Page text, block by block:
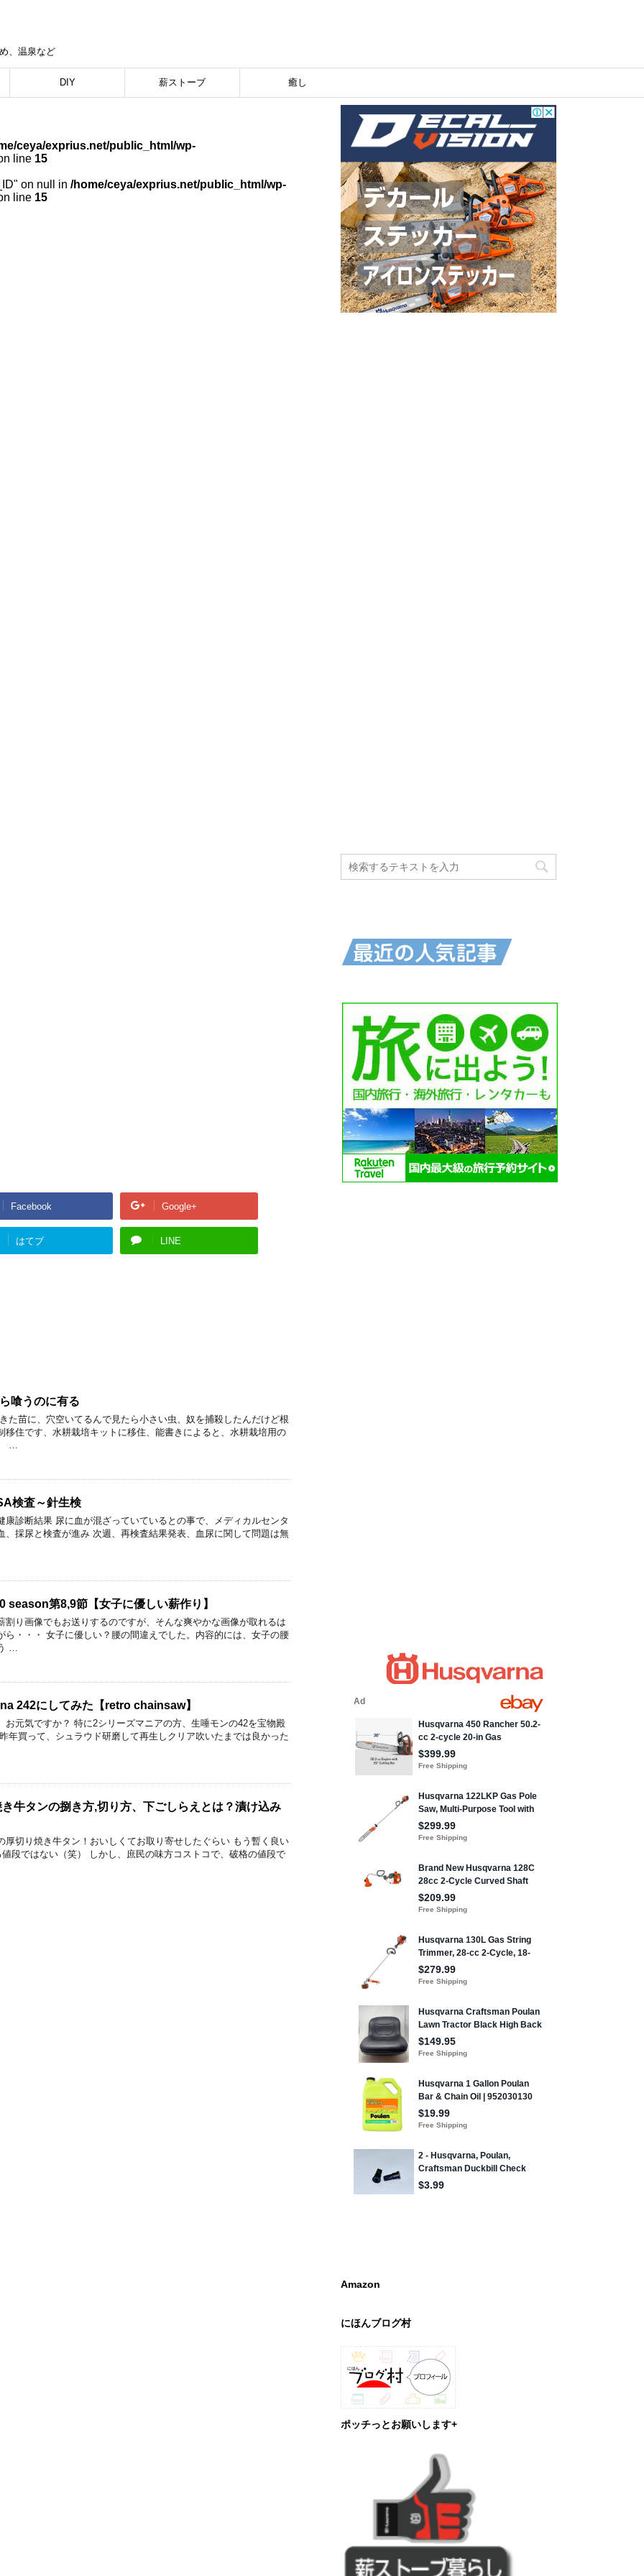
、温泉など
DIY 薪ストーブ 癒し
ceya/exprius.net/public_html/wp-
line 15
on null in /home/ceya/exprius.net/public_html/wp-
line 15
Facebook Google+
はてブ LINE
喰うのに有る
た苗に、穴空いてるんで見たら小さい虫、奴を捕殺したんだけど根
移住です、水耕栽培キットに移住、能書きによると、水耕栽培用の
…
検査～針生検
康診断結果 尿に血が混ざっていているとの事で、メディカルセンタ
、採尿と検査が進み 次週、再検査結果発表、血尿に関して問題は無
season第8,9節【女子に優しい薪作り】
割り画像でもお送りするのですが、そんな爽やかな画像が取れるは
ら・・・ 女子に優しい？腰の間違えでした。内容的には、女子の腰
…
242にしてみた【retro chainsaw】
お元気ですか？ 特に2シリーズマニアの方、生唾モンの42を宝物殿
年買って、シュラウド研磨して再生しクリア吹いたまでは良かった
き牛タンの捌き方,切り方、下ごしらえとは？漬け込み
厚切り焼き牛タン！おいしくてお取り寄せしたぐらい もう暫く良い
段ではない（笑） しかし、庶民の味方コストコで、破格の値段で
Amazon
にほんブログ村
ポッチっとお願いします+